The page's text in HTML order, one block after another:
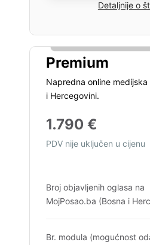
Detaljnije o
Premium
Napredna online
i Hercegovini.
1.790 €
PDV nije uključen u cijenu
Broj objavljenih oglasa na
MojPosao.ba (Bosna i
Br. modula (mogućnost